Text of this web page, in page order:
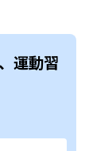
運動習